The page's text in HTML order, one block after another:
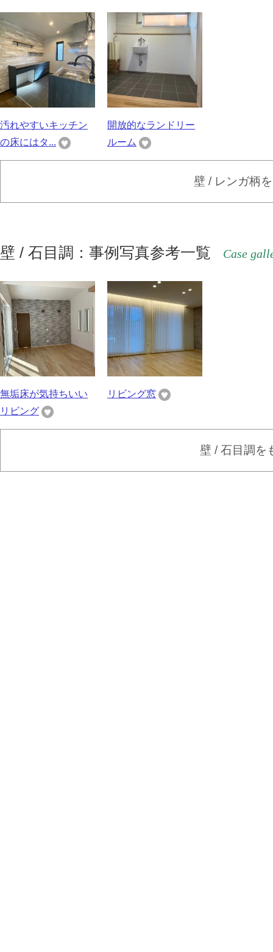
汚れやすいキッチン
の床にはタ...
開放的なランドリー
ルーム
壁 / レンガ柄
壁 / 石目調：事例写真参考一覧 Case
無垢床が気持ちいい
リビング
リビング窓
壁 / 石目調を